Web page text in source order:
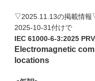
▽2025.11.13の掲載情
2025-10-31付けで
IEC 61000-6-3:2025
Electromagnetic
locations